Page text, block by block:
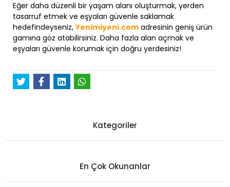
Eğer daha düzenli bir yaşam alanı oluşturmak, yerden
tasarruf etmek ve eşyaları güvenle saklamak
hedefindeyseniz,Yenimiyeni.com adresinin geniş ürün
gamına göz atabilirsiniz. Daha fazla alan açmak ve
eşyaları güvenle korumak için doğru yerdesiniz!
Kategoriler
En Çok Okunanlar